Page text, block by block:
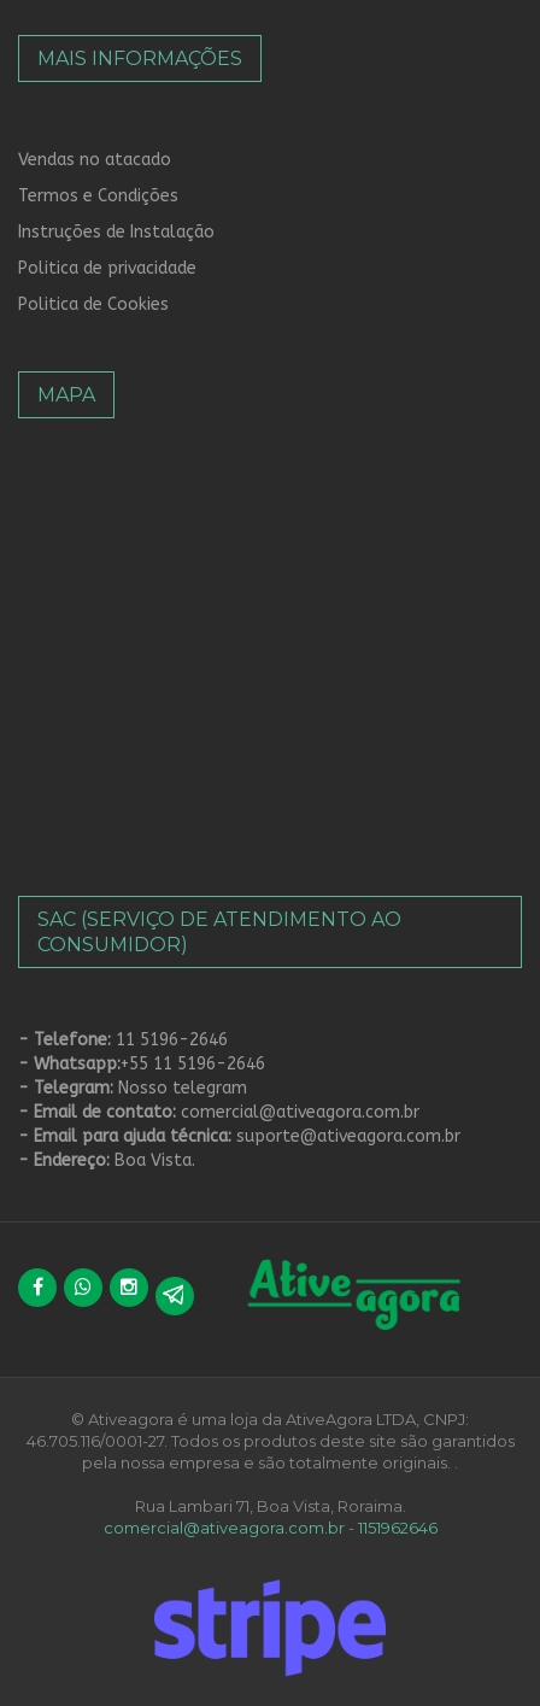
MAIS INFORMAÇÕES
Vendas no atacado
Termos e Condições
Instruções de Instalação
Politica de privacidade
Politica de Cookies
MAPA
SAC (SERVIÇO DE ATENDIMENTO AO
CONSUMIDOR)
- Telefone: 11 5196-2646
- Whatsapp:+55 11 5196-2646
- Telegram: Nosso telegram
- Email de contato: comercial@ativeagora.com.br
- Email para ajuda técnica: suporte@ativeagora.com.br
- Endereço: Boa Vista.
© Ativeagora é uma loja da AtiveAgora LTDA, CNPJ:
46.705.116/0001-27. Todos os produtos deste site são garantidos
pela nossa empresa e são totalmente originais. .
Rua Lambari 71, Boa Vista, Roraima.
comercial@ativeagora.com.br- 1151962646